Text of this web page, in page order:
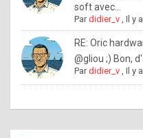
soft avec...
Pardidier_v ,Il y
RE: Oric
@gliou ;) Bon,
Pardidier_v ,Il y